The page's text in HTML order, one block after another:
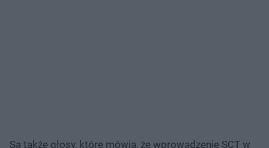
Są także głosy, które mówią, że wprowadzenie SCT w